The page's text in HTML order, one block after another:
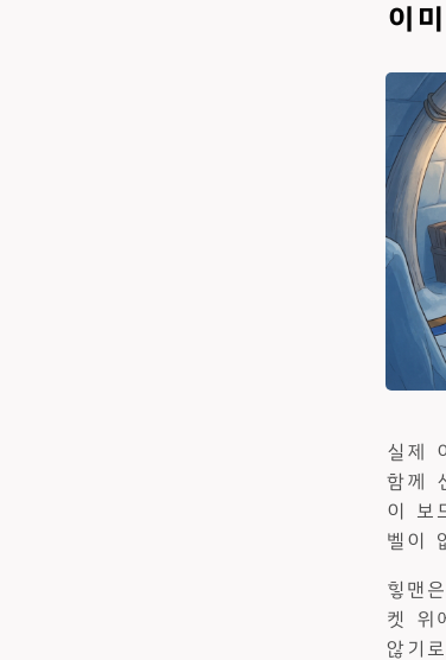
이
실제
함께
이 보
벨이
힣맨
켓 위
않기